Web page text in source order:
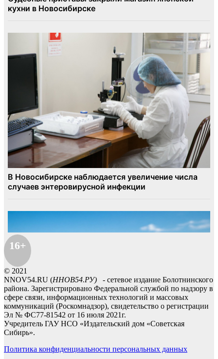
16+
© 2021
NNOV54.RU (ННОВ54.РУ) - сетевое издание Болотнинского
района. Зарегистрировано Федеральной службой по надзору в
сфере связи, информационных технологий и массовых
коммуникаций (Роскомнадзор), свидетельство о регистрации
Эл № ФС77-81542 от 16 июля 2021г.
Учредитель ГАУ НСО «Издательский дом «Советская
Сибирь».
Политика конфиденциальности персональных данных